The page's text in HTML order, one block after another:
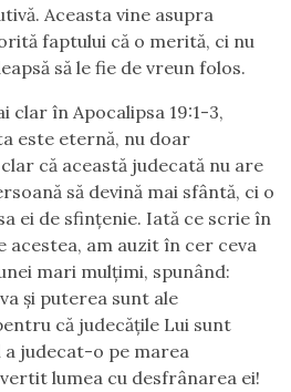
Aceasta vine asupra
faptului că o merită, ci nu
să le fie de vreun folos.
clar în Apocalipsa 19:1-3,
este eternă, nu doar
că această judecată nu are
să devină mai sfântă, ci o
ei de sfințenie. Iată ce scrie în
acestea, am auzit în cer ceva
mari mulţimi, spunând:
şi puterea sunt ale
că judecăţile Lui sunt
a judecat-o pe marea
lumea cu desfrânarea ei!